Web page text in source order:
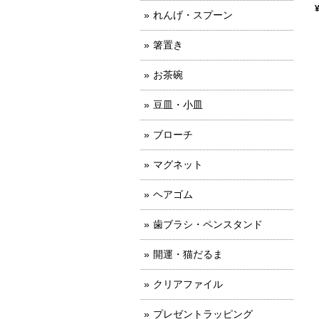
れんげ・スプーン
箸置き
お茶碗
豆皿・小皿
ブローチ
マグネット
ヘアゴム
歯ブラシ・ペンスタンド
開運・猫だるま
クリアファイル
プレゼントラッピング